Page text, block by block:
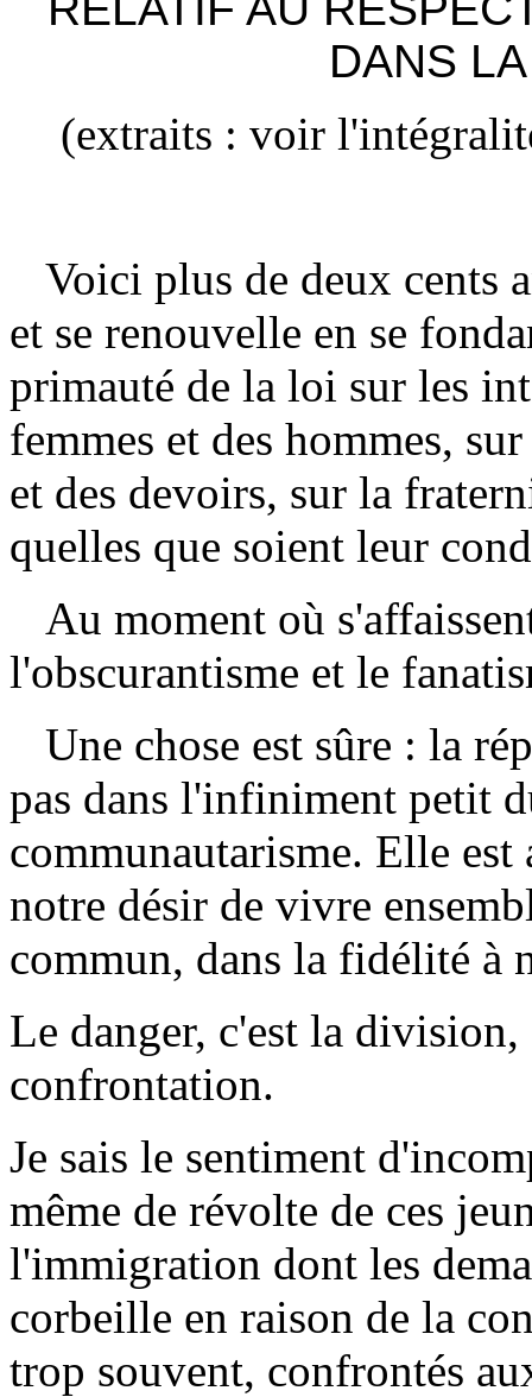
DANS
(extraits : voir
Voici plus de deux cents
et se renouvelle en se
primauté de la loi sur les
femmes et des hommes,
et des devoirs, sur la
quelles que soient leur
Au moment où
l'obscurantisme et le
Une chose est sûre : la
pas dans l'infiniment petit
communautarisme. Elle
notre désir de vivre
commun, dans la fidélité à
Le danger, c'est la
confrontation.
Je sais le sentiment
même de révolte de ces
l'immigration dont les
corbeille en raison de la
trop souvent, confrontés